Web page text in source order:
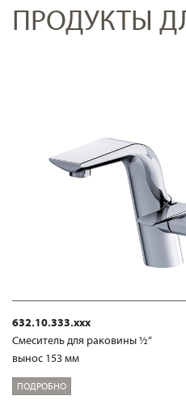
ПРОДУКТЫ
632.10.333.xxx
Смеситель для раковины ½“
вынос 153 мм
ПОДРОБНО